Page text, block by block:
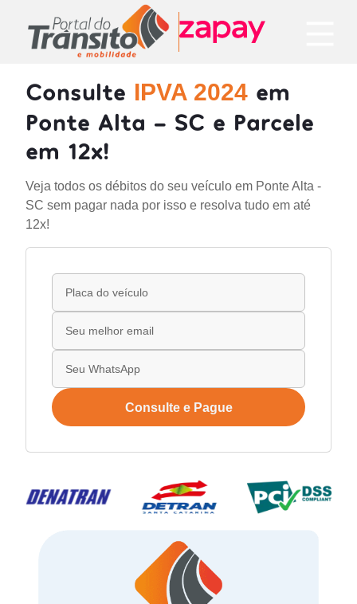
Consulte IPVA 2024 em
Ponte Alta - SC e Parcele
em 12x!
Veja todos os débitos do seu veículo em Ponte Alta -
SC sem pagar nada por isso e resolva tudo em até
12x!
Consulte e Pague